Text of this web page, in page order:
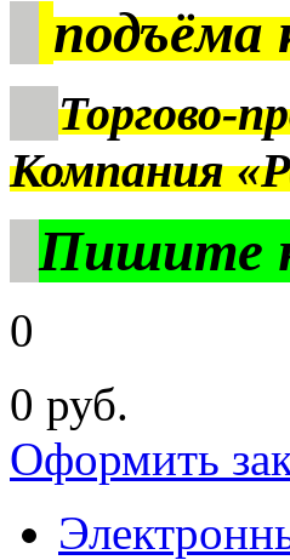
подъёма
Торгово-
Компания
Пишите
0
0 руб.
Оформить